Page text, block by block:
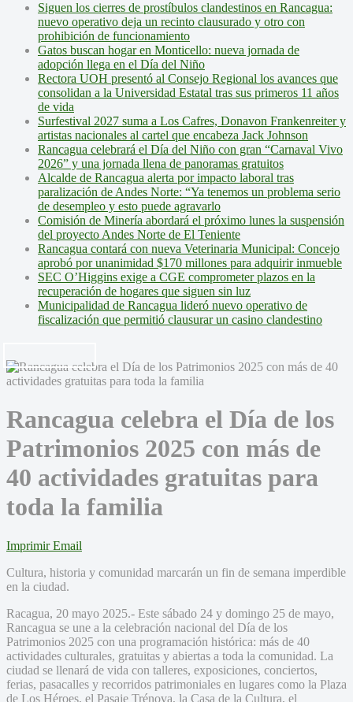
Siguen los cierres de prostíbulos clandestinos en Rancagua:
nuevo operativo deja un recinto clausurado y otro con
prohibición de funcionamiento
Gatos buscan hogar en Monticello: nueva jornada de
adopción llega en el Día del Niño
Rectora UOH presentó al Consejo Regional los avances que
consolidan a la Universidad Estatal tras sus primeros 11 años
de vida
Surfestival 2027 suma a Los Cafres, Donavon Frankenreiter y
artistas nacionales al cartel que encabeza Jack Johnson
Rancagua celebrará el Día del Niño con gran “Carnaval Vivo
2026” y una jornada llena de panoramas gratuitos
Alcalde de Rancagua alerta por impacto laboral tras
paralización de Andes Norte: “Ya tenemos un problema serio
de desempleo y esto puede agravarlo
Comisión de Minería abordará el próximo lunes la suspensión
del proyecto Andes Norte de El Teniente
Rancagua contará con nueva Veterinaria Municipal: Concejo
aprobó por unanimidad $170 millones para adquirir inmueble
SEC O’Higgins exige a CGE comprometer plazos en la
recuperación de hogares que siguen sin luz
Municipalidad de Rancagua lideró nuevo operativo de
fiscalización que permitió clausurar un casino clandestino
Rancagua celebra el Día de los
Patrimonios 2025 con más de
40 actividades gratuitas para
toda la familia
Imprimir Email
Cultura, historia y comunidad marcarán un fin de semana imperdible
en la ciudad.
Racagua, 20 mayo 2025.- Este sábado 24 y domingo 25 de mayo,
Rancagua se une a la celebración nacional del Día de los
Patrimonios 2025 con una programación histórica: más de 40
actividades culturales, gratuitas y abiertas a toda la comunidad. La
ciudad se llenará de vida con talleres, exposiciones, conciertos,
ferias, pasacalles y recorridos patrimoniales en lugares como la Plaza
de Los Héroes, el Pasaje Trénova, la Casa de la Cultura, el